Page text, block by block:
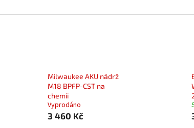
Milwaukee AKU nádrž
M18 BPFP-CST na
chemii
Vyprodáno
3 460 Kč